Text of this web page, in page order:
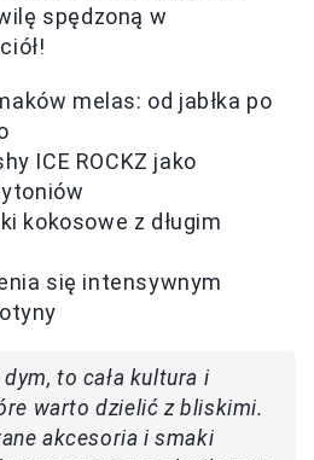
spędzoną w
melas: od jabłka po
ICE ROCKZ jako
kokosowe z długim
się intensywnym
to cała kultura i
warto dzielić z bliskimi.
akcesoria i smaki